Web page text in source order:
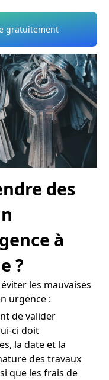
gratuitement
des
à
?
les mauvaises
urgence :
de valider
ci doit
la date et la
des travaux
que les frais de